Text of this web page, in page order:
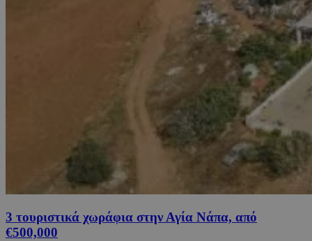
3 τουριστικά χωράφια στην Αγία Νάπα, από
€500,000